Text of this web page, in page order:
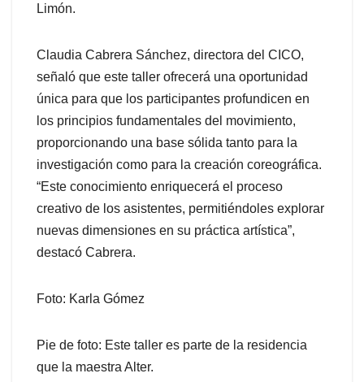
Limón.
Claudia Cabrera Sánchez, directora del CICO,
señaló que este taller ofrecerá una oportunidad
única para que los participantes profundicen en
los principios fundamentales del movimiento,
proporcionando una base sólida tanto para la
investigación como para la creación coreográfica.
“Este conocimiento enriquecerá el proceso
creativo de los asistentes, permitiéndoles explorar
nuevas dimensiones en su práctica artística”,
destacó Cabrera.
Foto: Karla Gómez
Pie de foto: Este taller es parte de la residencia
que la maestra Alter.